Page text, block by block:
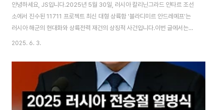
안녕하세요, JS입니다.2025년 5월 30일, 러시아 칼리닌그라드 얀타르 조선
소에서 진수된 11711 프로젝트 최신 대형 상륙함 ‘블라디미르 안드레예프’는
러시아 해군의 현대화와 상륙전력 재건의 상징적 사건입니다.이번 글에서는
‘블라디미르 안드레예프’ 진수의 기술적·전략적 의미, 러시아 해군의 현주소, 그
‘블라디미르 안드레예프’ 진수의 배경과 의의진수 일시/장소: 2025년 5월 30
일, 칼리닌그라드 얀타르 조선소함정 개요:러시아 해군이 소련 붕괴 이후 건조
한 최대·최신 상륙함11711M(모던화형) 시리즈 3번함, 태평양함대 배치 예정
기존 11711(이반 그렌급) 시리즈의 설계·운용 한계 보완2019년 4월 23일 기
2025. 6. 3.